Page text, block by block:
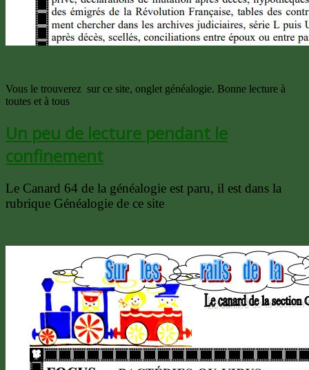
Vous le trouverez sur ce site, onglet généalogie. Bonne lecture à
toutes et à tous
Un peu de lecture pendant le
confinement
Le Canard 64 de la généalogie est paru, il est dans la
rubrique Généalogie de ce site